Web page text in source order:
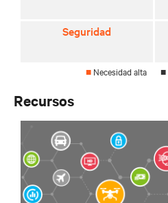
Seguridad
■ Necesidad alta ■
Recursos